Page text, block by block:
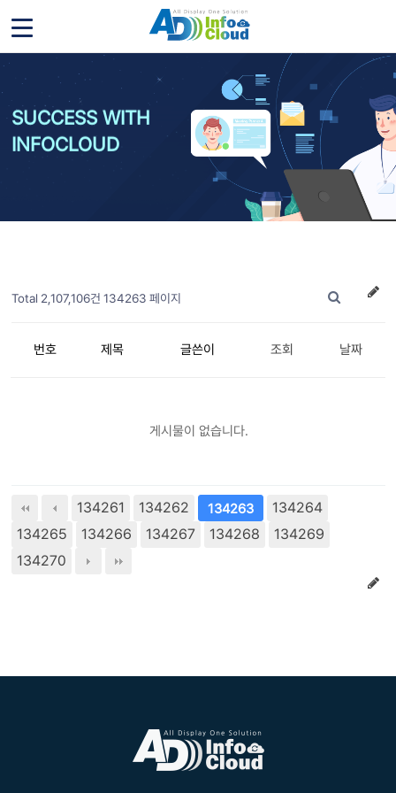
SUCCESS WITH
INFOCLOUD
Total 2,107,106건 134263 페이지
번호 제목 글쓴이 조회 날짜
게시물이 없습니다.
134261 134262 134263
134264
134265
134266 134267 134268
134269
134270